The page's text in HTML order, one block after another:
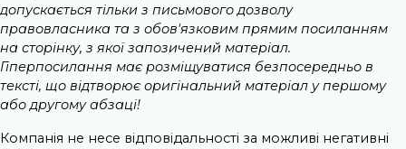
допускається тільки з письмового дозволу
правовласника та з обов'язковим прямим посиланням
на сторінку, з якої запозичений матеріал.
Гіперпосилання має розміщуватися безпосередньо в
тексті, що відтворює оригінальний матеріал у першому
або другому абзаці!
Компанія не несе відповідальності за можливі негативні